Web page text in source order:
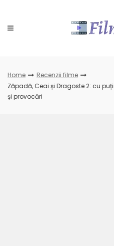
content
Home
Recenzii filme
Zăpadă, Ceai și Dragoste 2: cu
și provocări